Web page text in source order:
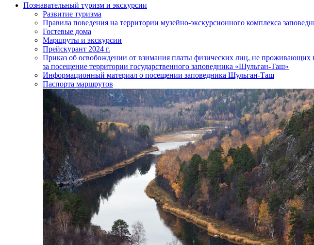
Познавательный туризм и экскурсии
Развитие туризма
Правила поведения на территории музейно-экскурсионного комплекса
Гостевые дома
Маршруты и экскурсии
Прейскурант 2024 г.
Приказ об освобождении от взимания платы физических лиц, не проживающих
за посещение территории государственного заповедника «Шульган-Таш»
Информационный материал о посещении заповедника Шульган-Таш
Паспорта маршрутов